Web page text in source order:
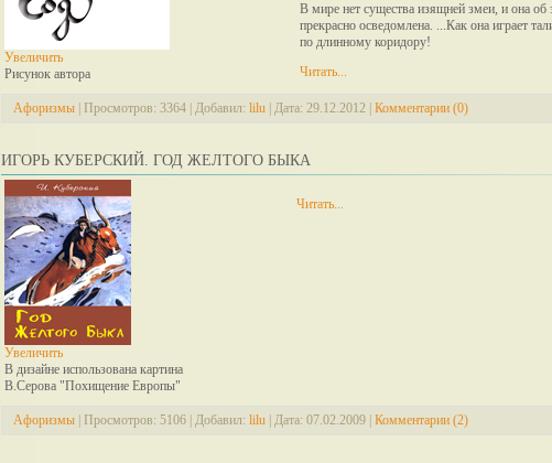
Увеличить
Рисунок автора
В мире нет существа изящней змеи, и она об
прекрасно осведомлена. ...Как она играет
по длинному коридору!
Читать...
Афоризмы Просмотров: 3364 Добавил: lilu Дата: 29.12.2012 Комментарии (0)
ИГОРЬ КУБЕРСКИЙ. ГОД ЖЕЛТОГО БЫКА
Увеличить
В дизайне использована картина
В.Серова "Похищение Европы"
Читать...
Афоризмы Просмотров: 5106 Добавил: lilu Дата: 07.02.2009 Комментарии (2)